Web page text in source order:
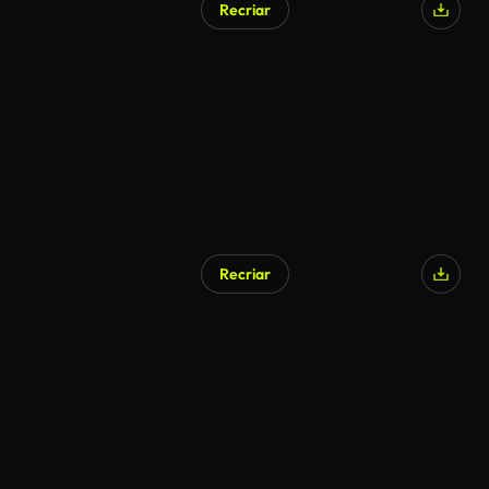
Recriar
Recriar